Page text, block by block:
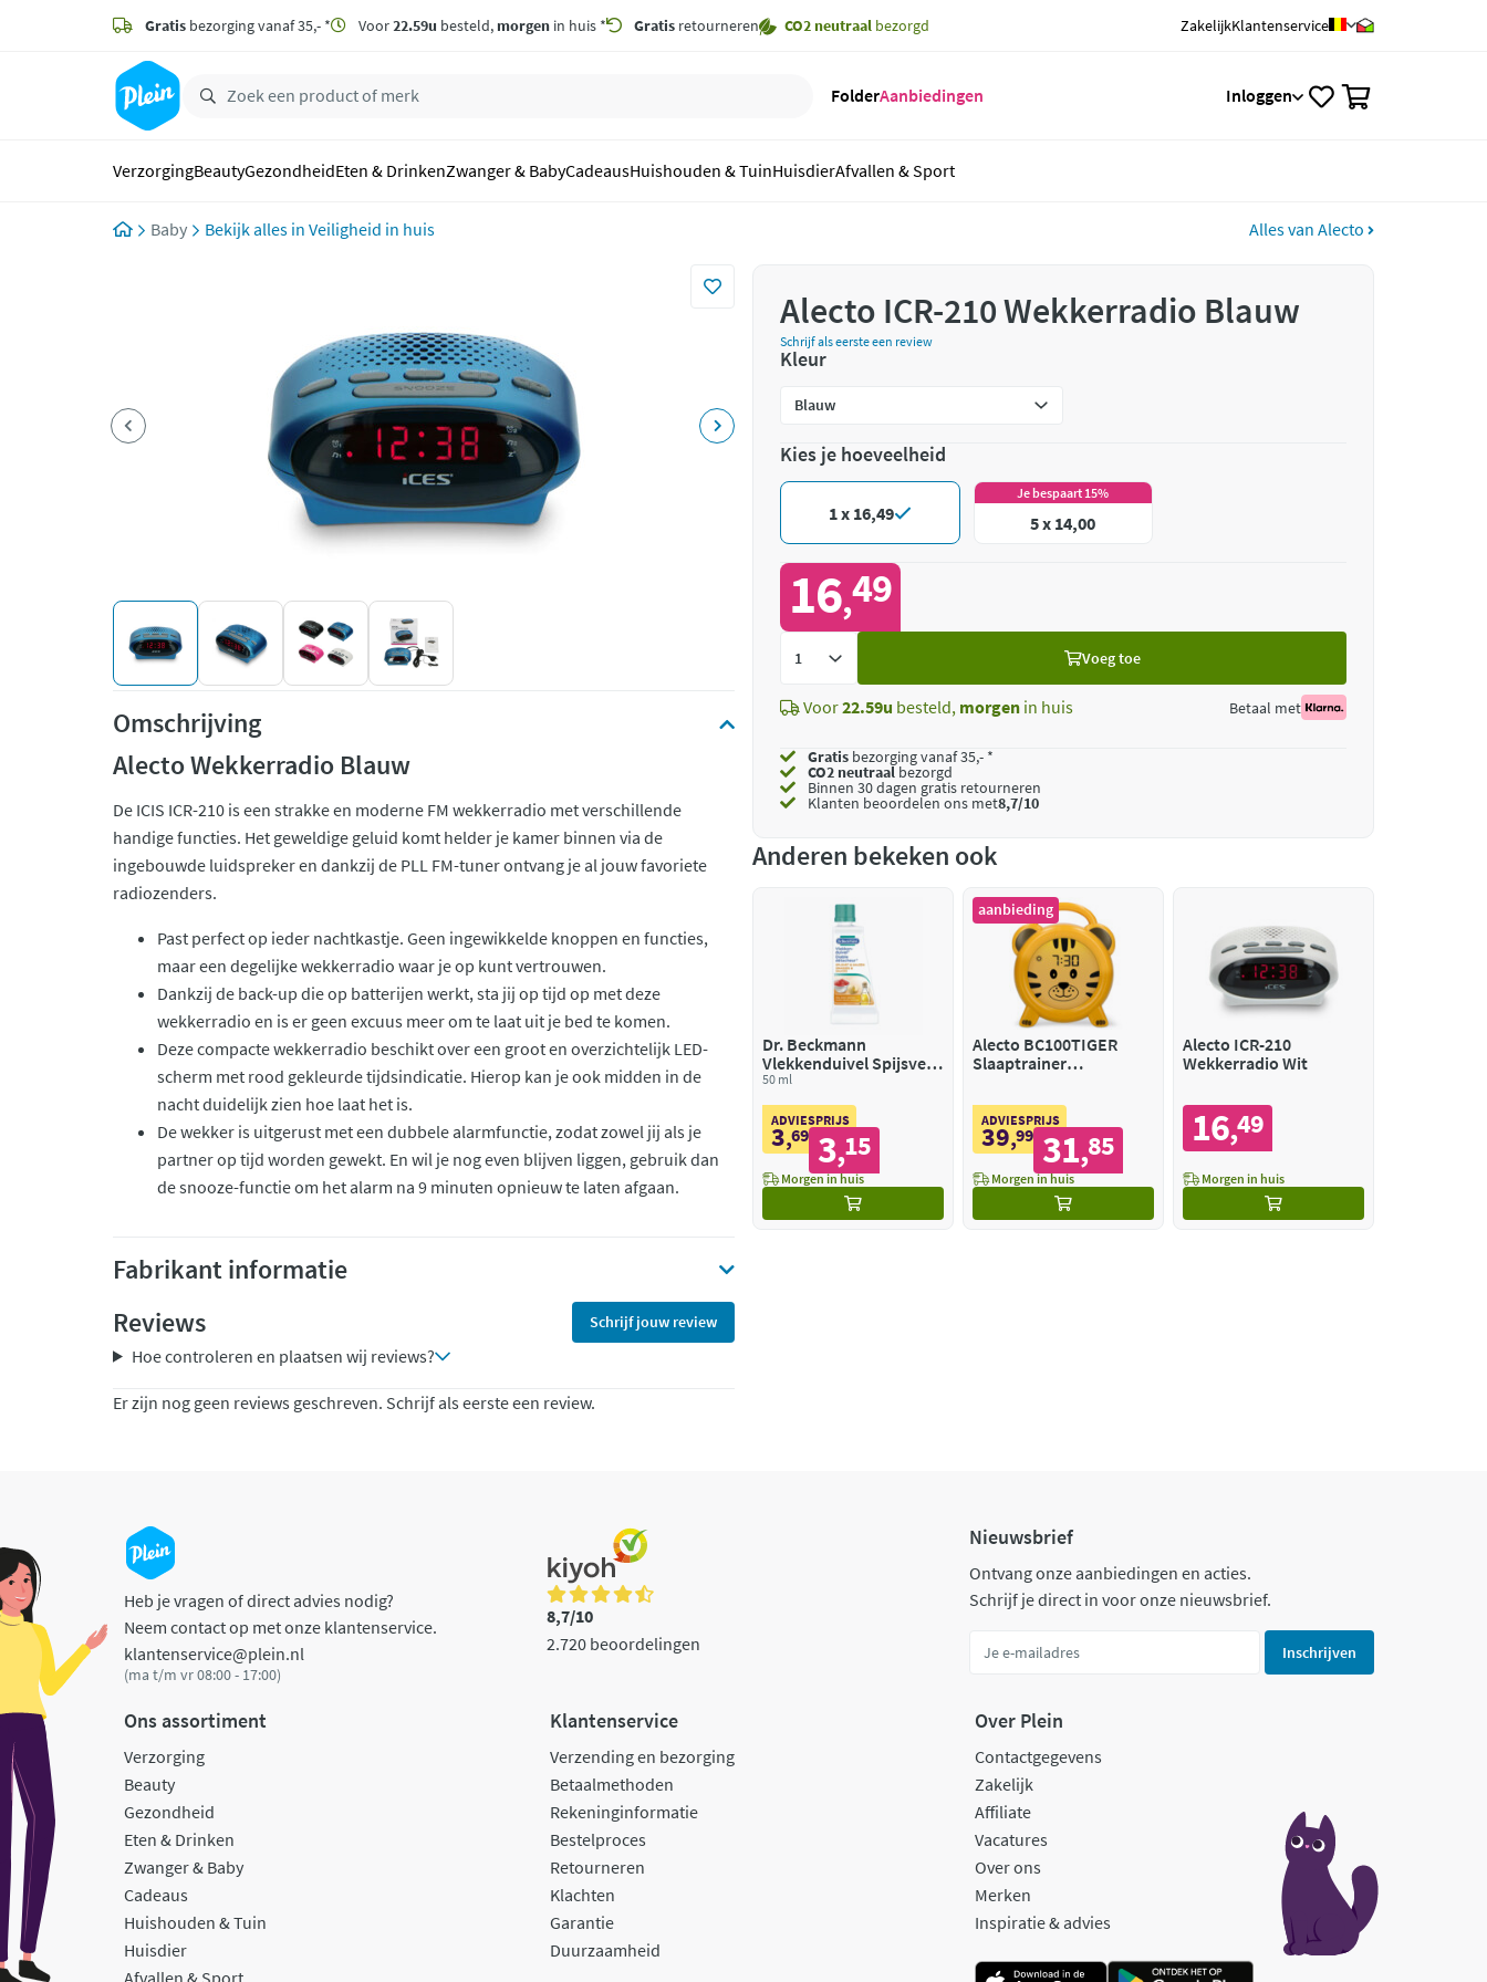
zoeken
hoofdinhoud
Gratis bezorging vanaf 35,- * Voor22.59u besteld, morgen in huis * Gratis retourneren CO2 neutraal bezorgd ZakelijkKlantenservice
FolderAanbiedingen Inloggen
VerzorgingBeautyGezondheidEten & DrinkenZwanger & BabyCadeausHuishouden & TuinHuisdierAfvallen & Sport
Baby Veiligheid in huis Alles van Alecto
Omschrijving
Alecto Wekkerradio Blauw
De ICIS ICR-210 is een strakke en moderne FM wekkerradio met verschillende
handige functies. Het geweldige geluid komt helder je kamer binnen via de
ingebouwde luidspreker en dankzij de PLL FM-tuner ontvang je al jouw favoriete
radiozenders.
Past perfect op ieder nachtkastje. Geen ingewikkelde knoppen en functies,
maar een degelijke wekkerradio waar je op kunt vertrouwen.
Dankzij de back-up die op batterijen werkt, sta jij op tijd op met deze
wekkerradio en is er geen excuus meer om te laat uit je bed te komen.
Deze compacte wekkerradio beschikt over een groot en overzichtelijk LED-
scherm met rood gekleurde tijdsindicatie. Hierop kan je ook midden in de
nacht duidelijk zien hoe laat het is.
De wekker is uitgerust met een dubbele alarmfunctie, zodat zowel jij als je
partner op tijd worden gewekt. En wil je nog even blijven liggen, gebruik dan
de snooze-functie om het alarm na 9 minuten opnieuw te laten afgaan.
Fabrikant informatie
Reviews
Schrijf jouw review
Hoe controleren en plaatsen wij reviews?
Er zijn nog geen reviews geschreven. Schrijf als eerste een review.
Alecto ICR-210 Wekkerradio Blauw
Schrijf als eerste een review
Kleur
Kies je hoeveelheid
1 x 16,49
Je bespaart 15%
5 x 14,00
16,49
Voeg toe
Voor22.59u besteld, morgen in huis Betaal met
Gratis bezorging vanaf 35,- *
CO2 neutraalbezorgd
Binnen 30 dagen gratis retourneren
Klanten beoordelen ons met8,7/10
Anderen bekeken ook
Dr. Beckmann
Vlekkenduivel Spijsvet
& Sauzen
50 ml
ADVIESPRIJS
3,69 3,15
Morgen in huis
aanbieding
Alecto BC100TIGER
Slaaptrainer
ADVIESPRIJS
39,99 31,85
Morgen in huis
Alecto ICR-210
Wekkerradio Wit
16,49
Morgen in huis
Heb je vragen of direct advies nodig?
Neem contact op met onze klantenservice.
klantenservice@plein.nl
(ma t/m vr 08:00 - 17:00)
8,7/10
2.720 beoordelingen
Nieuwsbrief
Ontvang onze aanbiedingen en acties.
Schrijf je direct in voor onze nieuwsbrief.
Inschrijven
Ons assortiment
Verzorging
Beauty
Gezondheid
Eten & Drinken
Zwanger & Baby
Cadeaus
Huishouden & Tuin
Huisdier
Klantenservice
Verzending en bezorging
Betaalmethoden
Rekeninginformatie
Bestelproces
Retourneren
Klachten
Garantie
Duurzaamheid
Over Plein
Contactgegevens
Zakelijk
Affiliate
Vacatures
Over ons
Merken
Inspiratie & advies